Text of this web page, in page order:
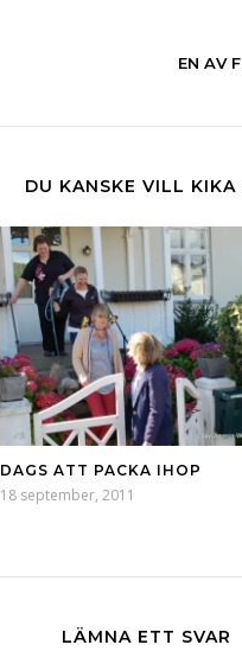
EN AV
DU KANSKE VILL KIKA
DAGS ATT PACKA IHOP
18 september, 2011
LÄMNA ETT SVAR